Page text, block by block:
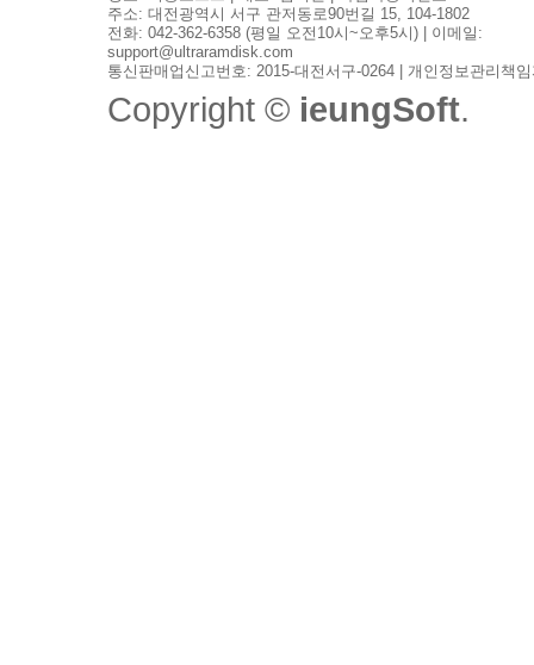
주소: 대전광역시 서구 관저동로90번길 15, 104-1802
전화: 042-362-6358 (평일 오전10시~오후5시) | 이메일:
support@ultraramdisk.com
통신판매업신고번호: 2015-대전서구-0264 | 개인정보관리책
Copyright © ieungSoft.